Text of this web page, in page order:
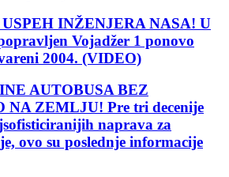
INŽENJERA NASA! U
Vojadžer 1 ponovo
2004. (VIDEO)
AUTOBUSA BEZ
NA ZEMLJU! Pre tri decenije
naprava za
ovo su poslednje informacije